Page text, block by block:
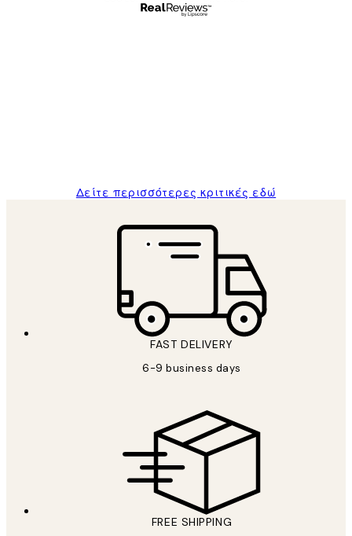
Δείτε περισσότερες κριτικές εδώ
FAST DELIVERY
6-9 business days
FREE SHIPPING